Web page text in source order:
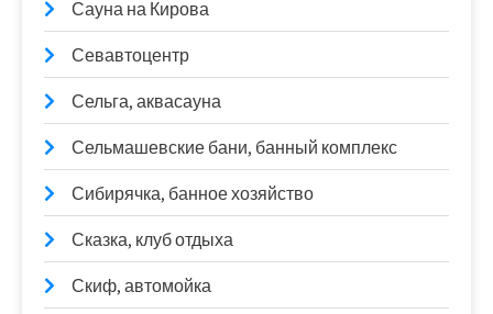
Сауна на Кирова
Севавтоцентр
Сельга, аквасауна
Сельмашевские бани, банный комплекс
Сибирячка, банное хозяйство
Сказка, клуб отдыха
Скиф, автомойка